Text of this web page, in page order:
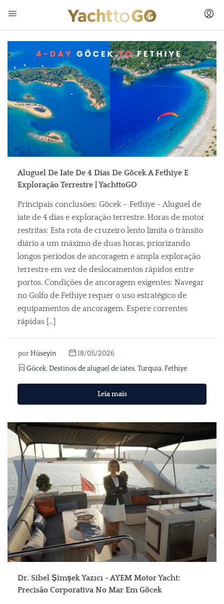
Aluguel De Iate De 4 Dias De Göcek A Fethiye E
Exploração Terrestre | YachttoGO
Principais conclusões: Göcek – Fethiye - Aluguel de
iate de 4 dias e exploração terrestre. Horas de motor
restritas: Esta rota de cruzeiro lento limita o trânsito
diário a um máximo de duas horas, priorizando
longos períodos de ancoragem e ampla exploração
terrestre em vez de deslocamentos rápidos entre
portos. Condições de ancoragem exigentes: Navegar
no Golfo de Fethiye requer o uso estratégico de
equipamentos de ancoragem. Espere correntes
rápidas […]
porHüseyin
18/05/2026
Göcek, Destinos de aluguel de iates, Turquia, Fethiye
Leia mais
Dr. Sibel Şimşek Yazıcı - AYEM Motor Yacht:
Precisão Corporativa No Mar Em Göcek